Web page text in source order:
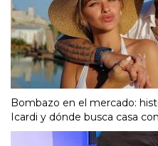
Bombazo en el mercado:
Icardi y dónde busca casa